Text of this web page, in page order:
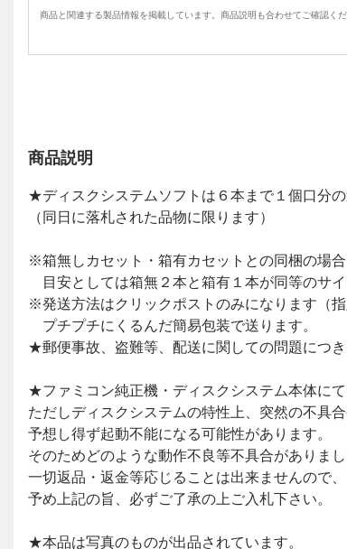
商品と関連する製品情報を掲載しています。商品説明も合わせてご確認くだ
商品説明